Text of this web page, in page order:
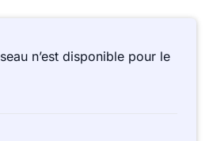
n’est disponible pour le